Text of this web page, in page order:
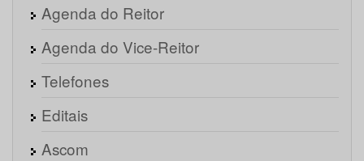
Agenda do Reitor
Agenda do Vice-Reitor
Telefones
Editais
Ascom